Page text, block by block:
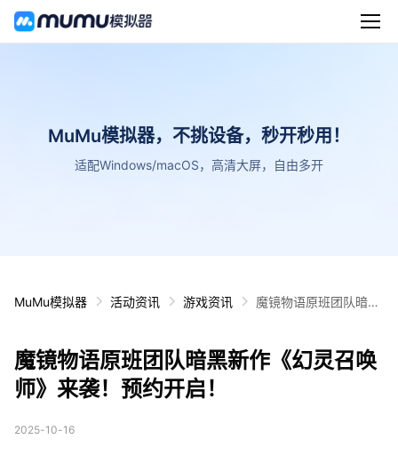
MuMu模拟器，不挑设备，秒开秒用！
适配Windows/macOS，高清大屏，自由多开
MuMu模拟器 活动资讯 游戏资讯
魔镜物语原班团队暗黑
魔镜物语原班团队暗黑新作《幻灵召唤
师》来袭！预约开启！
2025-10-16